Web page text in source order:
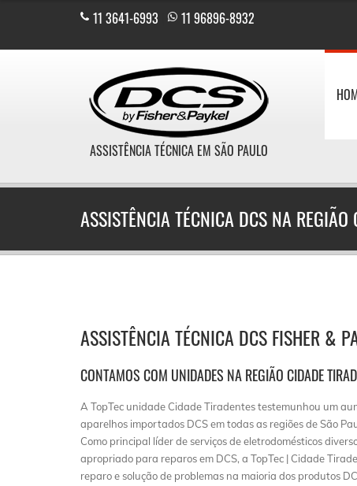
11 3641-6993 11 96896-8932
ASSISTÊNCIA TÉCNICA EM SÃO PAULO
ASSISTÊNCIA TÉCNICA DCS NA REGIÃO
ASSISTÊNCIA TÉCNICA DCS FISHER &
CONTAMOS COM UNIDADES NA REGIÃO CIDADE
A TopTec unidade Cidade Tiradentes testemunhou um
aparelhos importados DCS em todas as regiões de São
Como principal líder de serviços de eletrodomésticos
apropriado para reparos em DCS, a TopTec | Cidade
reparo e solução de problemas na maioria dos produtos